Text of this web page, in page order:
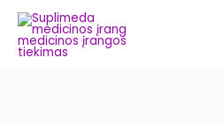
Skip
content